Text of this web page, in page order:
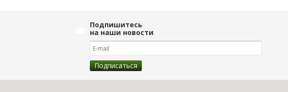
Подпишитесь
на наши новости